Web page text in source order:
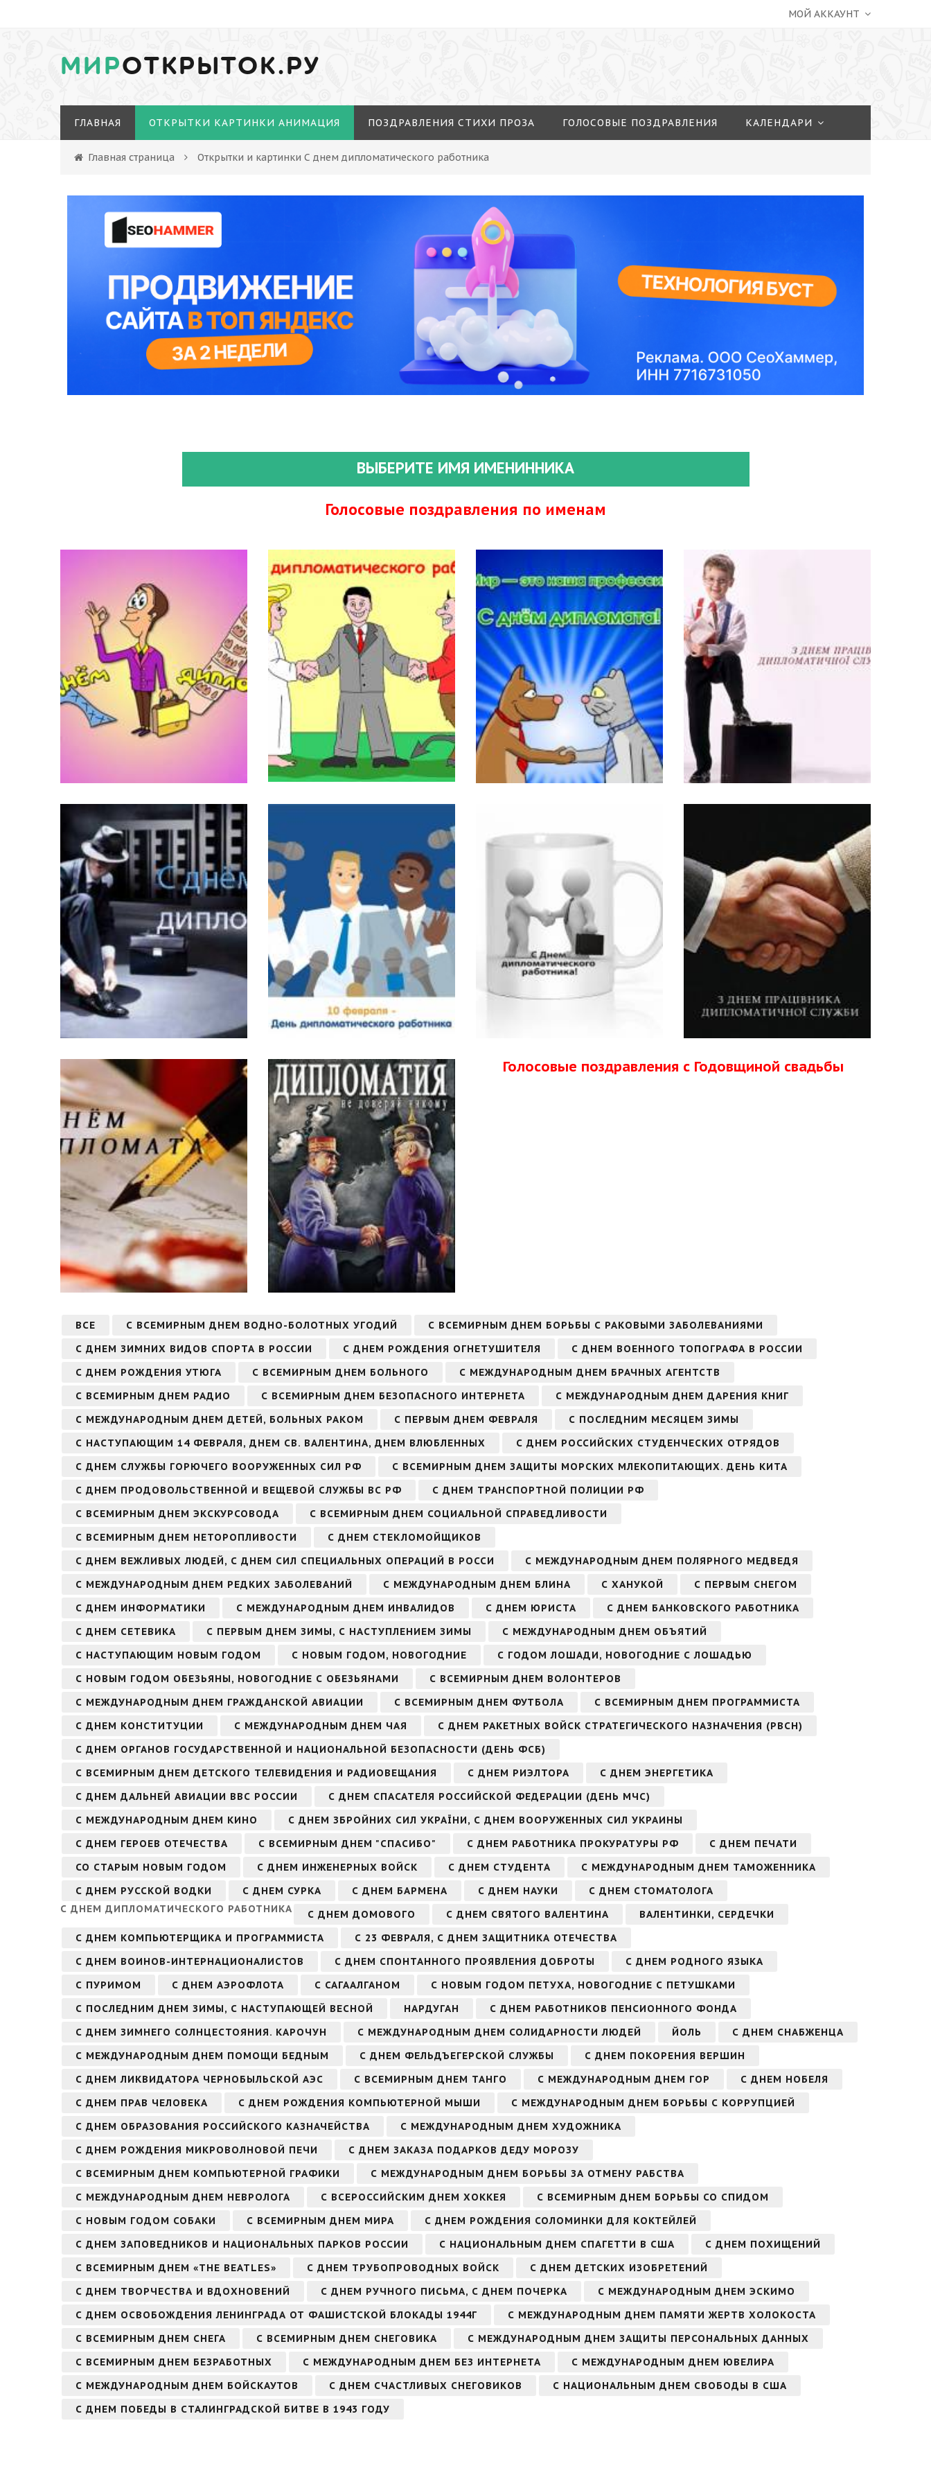
МОЙ АККАУНТ
МИРОТКРЫТОК.РУ
ГЛАВНАЯ ОТКРЫТКИ КАРТИНКИ АНИМАЦИЯ ПОЗДРАВЛЕНИЯ СТИХИ ПРОЗА ГОЛОСОВЫЕ ПОЗДРАВЛЕНИЯ КАЛЕНДАРИ
Главная страница Открытки и картинки С днем дипломатического работника
ВЫБЕРИТЕ ИМЯ ИМЕНИННИКА
Голосовые поздравления по именам
Голосовые поздравления с Годовщиной свадьбы
ВСЕ С ВСЕМИРНЫМ ДНЕМ ВОДНО-БОЛОТНЫХ УГОДИЙ
С ВСЕМИРНЫМ ДНЕМ БОРЬБЫ С РАКОВЫМИ ЗАБОЛЕВАНИЯМИ
С ДНЕМ ЗИМНИХ ВИДОВ СПОРТА В РОССИИ
С ДНЕМ РОЖДЕНИЯ ОГНЕТУШИТЕЛЯ
С ДНЕМ ВОЕННОГО ТОПОГРАФА В РОССИИ
С ДНЕМ РОЖДЕНИЯ УТЮГА
С ВСЕМИРНЫМ ДНЕМ БОЛЬНОГО
С МЕЖДУНАРОДНЫМ ДНЕМ БРАЧНЫХ АГЕНТСТВ
С ВСЕМИРНЫМ ДНЕМ РАДИО
С ВСЕМИРНЫМ ДНЕМ БЕЗОПАСНОГО ИНТЕРНЕТА
С МЕЖДУНАРОДНЫМ ДНЕМ ДАРЕНИЯ КНИГ
С МЕЖДУНАРОДНЫМ ДНЕМ ДЕТЕЙ, БОЛЬНЫХ РАКОМ
С ПЕРВЫМ ДНЕМ ФЕВРАЛЯ
С ПОСЛЕДНИМ МЕСЯЦЕМ ЗИМЫ
С НАСТУПАЮЩИМ 14 ФЕВРАЛЯ, ДНЕМ СВ. ВАЛЕНТИНА, ДНЕМ ВЛЮБЛЕННЫХ
С ДНЕМ РОССИЙСКИХ СТУДЕНЧЕСКИХ ОТРЯДОВ
С ДНЕМ СЛУЖБЫ ГОРЮЧЕГО ВООРУЖЕННЫХ СИЛ РФ
С ВСЕМИРНЫМ ДНЕМ ЗАЩИТЫ МОРСКИХ МЛЕКОПИТАЮЩИХ. ДЕНЬ КИТА
С ДНЕМ ПРОДОВОЛЬСТВЕННОЙ И ВЕЩЕВОЙ СЛУЖБЫ ВС РФ
С ДНЕМ ТРАНСПОРТНОЙ ПОЛИЦИИ РФ
С ВСЕМИРНЫМ ДНЕМ ЭКСКУРСОВОДА
С ВСЕМИРНЫМ ДНЕМ СОЦИАЛЬНОЙ СПРАВЕДЛИВОСТИ
С ВСЕМИРНЫМ ДНЕМ НЕТОРОПЛИВОСТИ
С ДНЕМ СТЕКЛОМОЙЩИКОВ
С ДНЕМ ВЕЖЛИВЫХ ЛЮДЕЙ, С ДНЕМ СИЛ СПЕЦИАЛЬНЫХ ОПЕРАЦИЙ В РОССИ
С МЕЖДУНАРОДНЫМ ДНЕМ ПОЛЯРНОГО МЕДВЕДЯ
С МЕЖДУНАРОДНЫМ ДНЕМ РЕДКИХ ЗАБОЛЕВАНИЙ
С МЕЖДУНАРОДНЫМ ДНЕМ БЛИНА С ХАНУКОЙ
С ПЕРВЫМ СНЕГОМ
С ДНЕМ ИНФОРМАТИКИ
С МЕЖДУНАРОДНЫМ ДНЕМ ИНВАЛИДОВ С ДНЕМ ЮРИСТА
С ДНЕМ БАНКОВСКОГО РАБОТНИКА
С ДНЕМ СЕТЕВИКА
С ПЕРВЫМ ДНЕМ ЗИМЫ, С НАСТУПЛЕНИЕМ ЗИМЫ
С МЕЖДУНАРОДНЫМ ДНЕМ ОБЪЯТИЙ
С НАСТУПАЮЩИМ НОВЫМ ГОДОМ
С НОВЫМ ГОДОМ, НОВОГОДНИЕ
С ГОДОМ ЛОШАДИ, НОВОГОДНИЕ С ЛОШАДЬЮ
С НОВЫМ ГОДОМ ОБЕЗЬЯНЫ, НОВОГОДНИЕ С ОБЕЗЬЯНАМИ
С ВСЕМИРНЫМ ДНЕМ ВОЛОНТЕРОВ
С МЕЖДУНАРОДНЫМ ДНЕМ ГРАЖДАНСКОЙ АВИАЦИИ
С ВСЕМИРНЫМ ДНЕМ ФУТБОЛА
С ВСЕМИРНЫМ ДНЕМ ПРОГРАММИСТА
С ДНЕМ КОНСТИТУЦИИ
С МЕЖДУНАРОДНЫМ ДНЕМ ЧАЯ
С ДНЕМ РАКЕТНЫХ ВОЙСК СТРАТЕГИЧЕСКОГО НАЗНАЧЕНИЯ (РВСН)
С ДНЕМ ОРГАНОВ ГОСУДАРСТВЕННОЙ И НАЦИОНАЛЬНОЙ БЕЗОПАСНОСТИ (ДЕНЬ ФСБ)
С ВСЕМИРНЫМ ДНЕМ ДЕТСКОГО ТЕЛЕВИДЕНИЯ И РАДИОВЕЩАНИЯ
С ДНЕМ РИЭЛТОРА
С ДНЕМ ЭНЕРГЕТИКА
С ДНЕМ ДАЛЬНЕЙ АВИАЦИИ ВВС РОССИИ
С ДНЕМ СПАСАТЕЛЯ РОССИЙСКОЙ ФЕДЕРАЦИИ (ДЕНЬ МЧС)
С МЕЖДУНАРОДНЫМ ДНЕМ КИНО
С ДНЕМ ЗБРОЙНИХ СИЛ УКРАЇНИ, С ДНЕМ ВООРУЖЕННЫХ СИЛ УКРАИНЫ
С ДНЕМ ГЕРОЕВ ОТЕЧЕСТВА
С ВСЕМИРНЫМ ДНЕМ "СПАСИБО" С ДНЕМ РАБОТНИКА ПРОКУРАТУРЫ РФ
С ДНЕМ ПЕЧАТИ
СО СТАРЫМ НОВЫМ ГОДОМ
С ДНЕМ ИНЖЕНЕРНЫХ ВОЙСК С ДНЕМ СТУДЕНТА
С МЕЖДУНАРОДНЫМ ДНЕМ ТАМОЖЕННИКА
С ДНЕМ РУССКОЙ ВОДКИ
С ДНЕМ СУРКА С ДНЕМ БАРМЕНА С ДНЕМ НАУКИ
С ДНЕМ СТОМАТОЛОГА
С ДНЕМ ДИПЛОМАТИЧЕСКОГО РАБОТНИКА
С ДНЕМ ДОМОВОГО С ДНЕМ СВЯТОГО ВАЛЕНТИНА
ВАЛЕНТИНКИ, СЕРДЕЧКИ
С ДНЕМ КОМПЬЮТЕРЩИКА И ПРОГРАММИСТА
С 23 ФЕВРАЛЯ, С ДНЕМ ЗАЩИТНИКА ОТЕЧЕСТВА
С ДНЕМ ВОИНОВ-ИНТЕРНАЦИОНАЛИСТОВ
С ДНЕМ СПОНТАННОГО ПРОЯВЛЕНИЯ ДОБРОТЫ
С ДНЕМ РОДНОГО ЯЗЫКА
С ПУРИМОМ
С ДНЕМ АЭРОФЛОТА С САГААЛГАНОМ
С НОВЫМ ГОДОМ ПЕТУХА, НОВОГОДНИЕ С ПЕТУШКАМИ
С ПОСЛЕДНИМ ДНЕМ ЗИМЫ, С НАСТУПАЮЩЕЙ ВЕСНОЙ
НАРДУГАН
С ДНЕМ РАБОТНИКОВ ПЕНСИОННОГО ФОНДА
С ДНЕМ ЗИМНЕГО СОЛНЦЕСТОЯНИЯ. КАРОЧУН
С МЕЖДУНАРОДНЫМ ДНЕМ СОЛИДАРНОСТИ ЛЮДЕЙ ЙОЛЬ
С ДНЕМ СНАБЖЕНЦА
С МЕЖДУНАРОДНЫМ ДНЕМ ПОМОЩИ БЕДНЫМ
С ДНЕМ ФЕЛЬДЪЕГЕРСКОЙ СЛУЖБЫ
С ДНЕМ ПОКОРЕНИЯ ВЕРШИН
С ДНЕМ ЛИКВИДАТОРА ЧЕРНОБЫЛЬСКОЙ АЭС
С ВСЕМИРНЫМ ДНЕМ ТАНГО С МЕЖДУНАРОДНЫМ ДНЕМ ГОР
С ДНЕМ НОБЕЛЯ
С ДНЕМ ПРАВ ЧЕЛОВЕКА
С ДНЕМ РОЖДЕНИЯ КОМПЬЮТЕРНОЙ МЫШИ
С МЕЖДУНАРОДНЫМ ДНЕМ БОРЬБЫ С КОРРУПЦИЕЙ
С ДНЕМ ОБРАЗОВАНИЯ РОССИЙСКОГО КАЗНАЧЕЙСТВА
С МЕЖДУНАРОДНЫМ ДНЕМ ХУДОЖНИКА
С ДНЕМ РОЖДЕНИЯ МИКРОВОЛНОВОЙ ПЕЧИ
С ДНЕМ ЗАКАЗА ПОДАРКОВ ДЕДУ МОРОЗУ
С ВСЕМИРНЫМ ДНЕМ КОМПЬЮТЕРНОЙ ГРАФИКИ
С МЕЖДУНАРОДНЫМ ДНЕМ БОРЬБЫ ЗА ОТМЕНУ РАБСТВА
С МЕЖДУНАРОДНЫМ ДНЕМ НЕВРОЛОГА
С ВСЕРОССИЙСКИМ ДНЕМ ХОККЕЯ
С ВСЕМИРНЫМ ДНЕМ БОРЬБЫ СО СПИДОМ
С НОВЫМ ГОДОМ СОБАКИ
С ВСЕМИРНЫМ ДНЕМ МИРА
С ДНЕМ РОЖДЕНИЯ СОЛОМИНКИ ДЛЯ КОКТЕЙЛЕЙ
С ДНЕМ ЗАПОВЕДНИКОВ И НАЦИОНАЛЬНЫХ ПАРКОВ РОССИИ
С НАЦИОНАЛЬНЫМ ДНЕМ СПАГЕТТИ В США
С ДНЕМ ПОХИЩЕНИЙ
С ВСЕМИРНЫМ ДНЕМ «THE BEATLES»
С ДНЕМ ТРУБОПРОВОДНЫХ ВОЙСК
С ДНЕМ ДЕТСКИХ ИЗОБРЕТЕНИЙ
С ДНЕМ ТВОРЧЕСТВА И ВДОХНОВЕНИЙ
С ДНЕМ РУЧНОГО ПИСЬМА, С ДНЕМ ПОЧЕРКА
С МЕЖДУНАРОДНЫМ ДНЕМ ЭСКИМО
С ДНЕМ ОСВОБОЖДЕНИЯ ЛЕНИНГРАДА ОТ ФАШИСТСКОЙ БЛОКАДЫ 1944Г
С МЕЖДУНАРОДНЫМ ДНЕМ ПАМЯТИ ЖЕРТВ ХОЛОКОСТА
С ВСЕМИРНЫМ ДНЕМ СНЕГА
С ВСЕМИРНЫМ ДНЕМ СНЕГОВИКА
С МЕЖДУНАРОДНЫМ ДНЕМ ЗАЩИТЫ ПЕРСОНАЛЬНЫХ ДАННЫХ
С ВСЕМИРНЫМ ДНЕМ БЕЗРАБОТНЫХ
С МЕЖДУНАРОДНЫМ ДНЕМ БЕЗ ИНТЕРНЕТА
С МЕЖДУНАРОДНЫМ ДНЕМ ЮВЕЛИРА
С МЕЖДУНАРОДНЫМ ДНЕМ БОЙСКАУТОВ
С ДНЕМ СЧАСТЛИВЫХ СНЕГОВИКОВ
С НАЦИОНАЛЬНЫМ ДНЕМ СВОБОДЫ В США
С ДНЕМ ПОБЕДЫ В СТАЛИНГРАДСКОЙ БИТВЕ В 1943 ГОДУ